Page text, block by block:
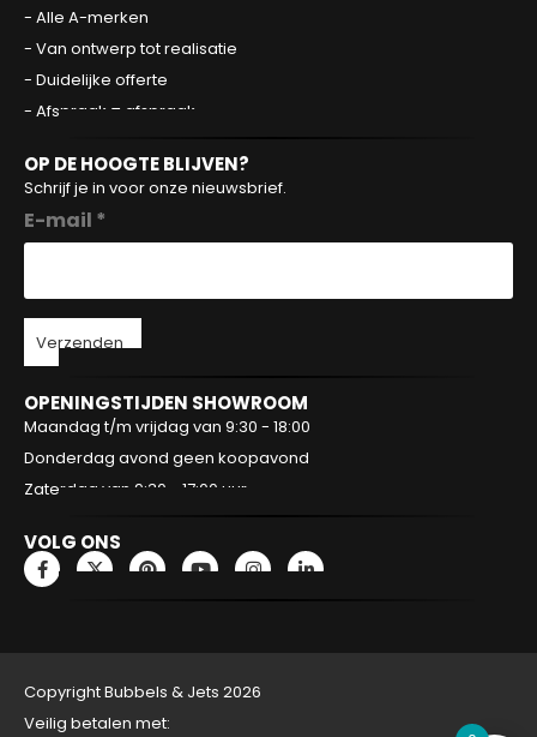
- Alle A-merken
- Van ontwerp tot realisatie
- Duidelijke offerte
- Afspraak = afspraak
OP DE HOOGTE BLIJVEN?
Schrijf je in voor onze nieuwsbrief.
E-mail *
Verzenden
OPENINGSTIJDEN SHOWROOM
Maandag t/m vrijdag van 9:30 - 18:00
Donderdag avond geen koopavond
Zaterdag van 9:30 - 17:00 uur
VOLG ONS
Copyright Bubbels & Jets 2026
Veilig betalen met: